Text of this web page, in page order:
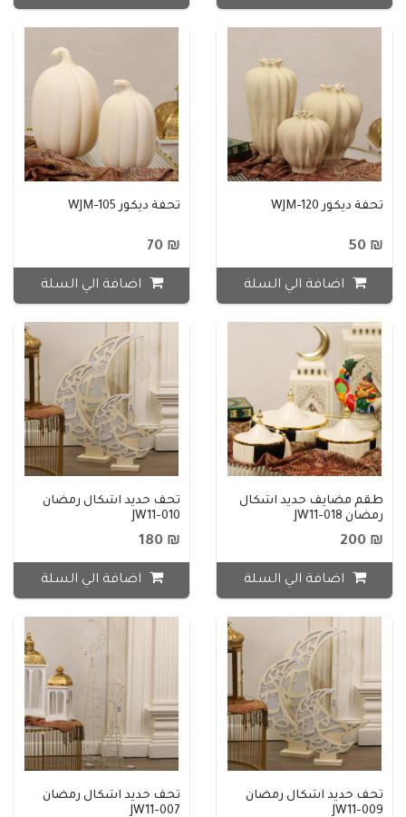
تحفة ديكور WJM-120
₪ 50
اضافة الي السلة
تحفة ديكور WJM-105
₪ 70
اضافة الي السلة
طقم مضايف حديد اشكال
رمضان JW11-018
₪ 200
اضافة الي السلة
تحف حديد اشكال رمضان
JW11-010
₪ 180
اضافة الي السلة
تحف حديد اشكال رمضان
JW11-009
تحف حديد اشكال رمضان
JW11-007